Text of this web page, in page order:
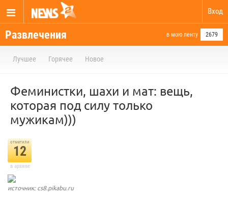
Вход
Развлечения в мою ленту 2679
Лучшее Горячее Новое
Феминистки, шахи и мат: вещь,
которая под силу только
мужикам)))
отметили
12
в архиве
источник: cs8.pikabu.ru